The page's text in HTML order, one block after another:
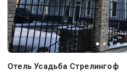
Отель Усадьба Стрелингоф